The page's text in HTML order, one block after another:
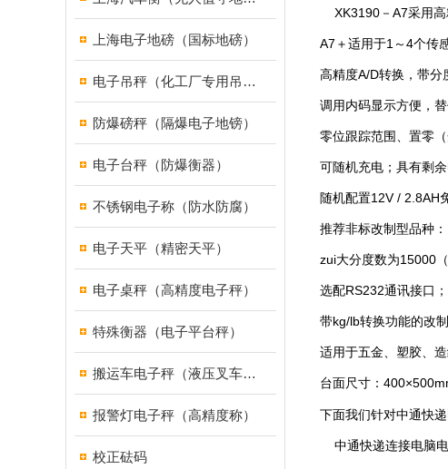
上海电子地磅（国标地磅）
电子吊秤（化工厂专用吊秤）
防爆磅秤（隔爆电子地镑）
电子台秤（防爆衡器）
不锈钢电子称（防水防腐）
电子天平（精密天平）
电子桌秤（高精度电子秤）
特殊衡器（电子平台秤）
搬运车电子秤（液压叉车电子称）
报警灯电子秤（高精度称）
校正砝码
XK3190－A7采用高
A7＋适用于1～4个传
高精度A/D转换，带分
调用内码显示方便，
零位跟踪范围、置零
可随机充电；具有剩
随机配置12V / 2.8AH
推荐非标改制型品种：
zui大分度数为15000
选配RS232通讯接口；
带kg/lb转换功能的改
适用于五金、塑胶、
台面尺寸：
下面我们针对中通快递
中通快递连接电脑